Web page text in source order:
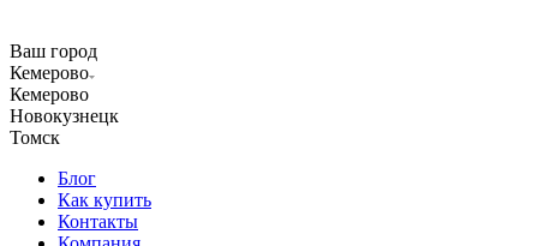
Ваш город
Кемерово
Кемерово
Новокузнецк
Томск
Блог
Как купить
Контакты